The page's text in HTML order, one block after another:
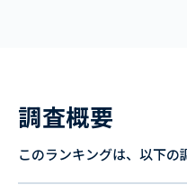
調査概要
このランキングは、以下の